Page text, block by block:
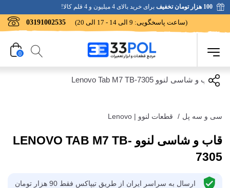
100 هزار تومان تخفیف برای خرید بالای 4 میلیون و 4 قلم کالا!
03191002535 (ساعت پاسخگویی: 9 الی 14 - 17 الی 20)
0
سی و سه پل / قطعات لنوو | Lenovo
قاب و شاسی لنوو LENOVO TAB M7 TB-
7305
ارسال به سراسر ایران از طریق تیپاکس فقط 90 هزار تومان